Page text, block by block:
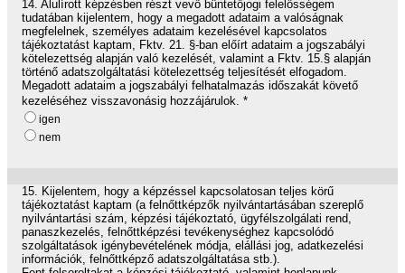
14. Alulírott képzésben részt vevő büntetőjogi felelősségem
tudatában kijelentem, hogy a megadott adataim a valóságnak
megfelelnek, személyes adataim kezelésével kapcsolatos
tájékoztatást kaptam, Fktv. 21. §-ban előírt adataim a jogszabályi
kötelezettség alapján való kezelését, valamint a Fktv. 15.§ alapján
történő adatszolgáltatási kötelezettség teljesítését elfogadom.
Megadott adataim a jogszabályi felhatalmazás időszakát követő
kezeléséhez visszavonásig hozzájárulok. *
igen
nem
15. Kijelentem, hogy a képzéssel kapcsolatosan teljes körű
tájékoztatást kaptam (a felnőttképzők nyilvántartásában szereplő
nyilvántartási szám, képzési tájékoztató, ügyfélszolgálati rend,
panaszkezelés, felnőttképzési tevékenységhez kapcsolódó
szolgáltatások igénybevételének módja, elállási jog, adatkezelési
információk, felnőttképző adatszolgáltatása stb.).